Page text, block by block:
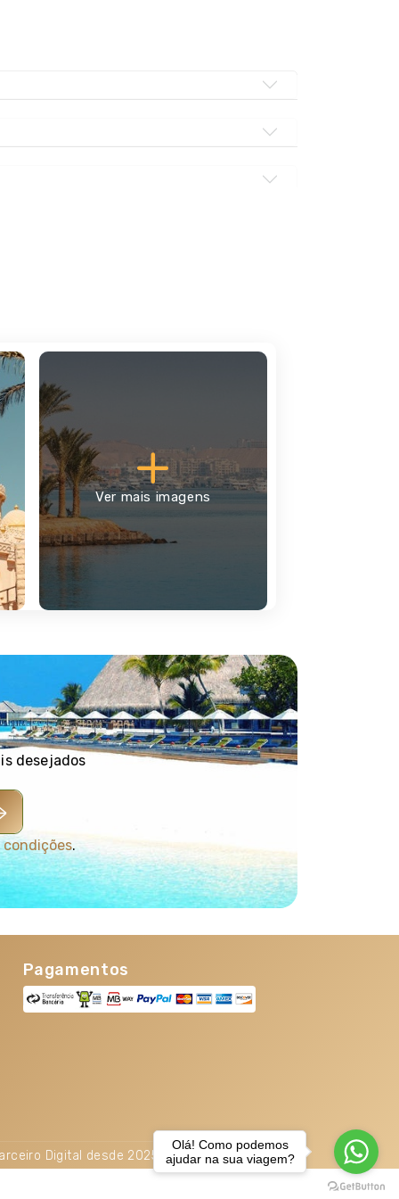
Ver mais imagens
desejados
.
Pagamentos
Digital desde 2025. TOP 5% Melhores PME
Olá! Como podemos
ajudar na sua viagem?